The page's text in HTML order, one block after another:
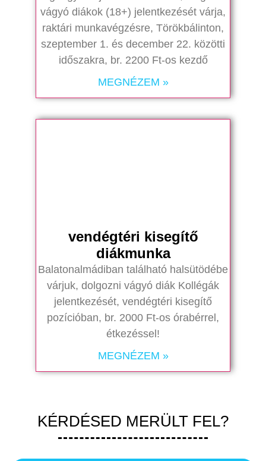
vágyó diákok (18+) jelentkezését várja,
raktári munkavégzésre, Törökbálinton,
szeptember 1. és december 22. közötti
időszakra, br. 2200 Ft-os kezdő
MEGNÉZEM »
vendégtéri kisegítő
diákmunka
Balatonalmádiban található halsütödébe
várjuk, dolgozni vágyó diák Kollégák
jelentkezését, vendégtéri kisegítő
pozícióban, br. 2000 Ft-os órabérrel,
étkezéssel!
MEGNÉZEM »
KÉRDÉSED MERÜLT FEL?